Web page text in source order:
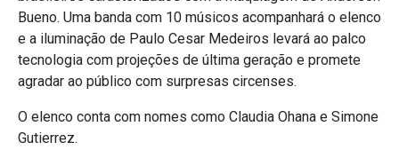
Bueno. Uma banda com 10 músicos acompanhará o elenco
e a iluminação de Paulo Cesar Medeiros levará ao palco
tecnologia com projeções de última geração e promete
agradar ao público com surpresas circenses.
O elenco conta com nomes como Claudia Ohana e Simone
Gutierrez.